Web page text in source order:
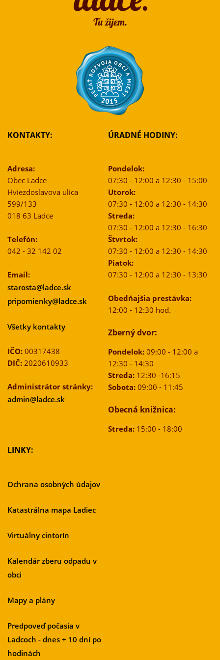
KONTAKTY:
Adresa:
Obec Ladce
Hviezdoslavova ulica
599/133
018 63 Ladce
Telefón:
042 - 32 142 02
Email:
starosta@ladce.sk
pripomienky@ladce.sk
Všetky kontakty
IČO: 00317438
DIČ: 2020610933
Administrátor stránky:
admin@ladce.sk
ÚRADNÉ HODINY:
Pondelok:
07:30 - 12:00 a 12:30 - 15:00
Utorok:
07:30 - 12:00 a 12:30 - 14:30
Streda:
07:30 - 12:00 a 12:30 - 16:30
Štvrtok:
07:30 - 12:00 a 12:30 - 14:30
Piatok:
07:30 - 12:00 a 12:30 - 13:30
Obedňajšia prestávka:
12:00 - 12:30 hod.
Zberný dvor:
Pondelok:09:00 - 12:00 a
12:30 - 14:30
Streda:12:30 -16:15
Sobota:09:00 - 11:45
Obecná knižnica:
Streda:15:00 - 18:00
LINKY:
Ochrana osobných údajov
Katastrálna mapa Ladiec
Virtuálny cintorín
Kalendár zberu odpadu v
obci
Mapy a plány
Predpoveď počasia v
Ladcoch - dnes + 10 dní po
hodinách